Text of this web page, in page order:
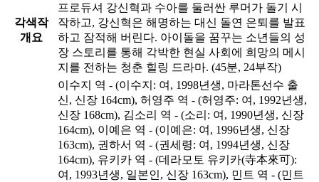
각색작
개요
프로듀셔 강신혁과 수아를 둘러싼 루머가 돌기 시
작하고, 강신혁은 해명하는 대신 돌연 은퇴를 발표
하고 잠적해 버린다. 아이돌을 꿈꾸는 소년들의 성
장 스토리를 통해 각박한 현실 사회에 희망의 메시
지를 전하는 청춘 힐링 드라마. (45분, 24부작)
이수지 역 - (이수지: 여, 1998년생, 마라톤선수 출
신, 신장 164cm), 허영주 역 - (허영주: 여, 1992년생,
신장 168cm), 김소리 역 - (소리: 여, 1990년생, 신장
164cm), 이예은 역 - (이예은: 여, 1996년생, 신장
163cm), 권하서 역 - (권세령: 여, 1994년생, 신장
164cm), 유키카 역 - (데라모토 유키카(寺本來可):
여, 1993년생, 일본인, 신장 163cm), 민트 역 - (민트